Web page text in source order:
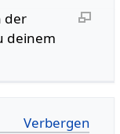
der
deinem